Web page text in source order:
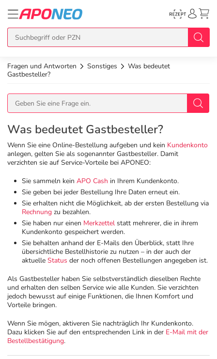
zurück
Übersicht Produkte
Topseller
Neuheiten
Arzneimittel
Bio & Genuss
Diabetes
Körperpflege & Kosmetik
Liebe & Erotik
Mutter & Kind
zurück
Übersicht Aktionen
APO Cash Deals
Gratis dazu
Im Set günstiger
Schnäppchen
Geschenkideen
Aktuelle Coupons
Summer SALE
Reiseapotheke
zurück
Übersicht Services
Dermatologische Beratung
Wechselwirkungscheck
Diabetes-Risiko-Test
BMI-Rechner
Fragen und Antworten
Kontakt
Ratgeber
Beliebte Beiträge
zurück
Übersicht Rezept einlösen
E-Rezept auf Karte
E-Rezept Ausdruck
Papier-Rezept
zurück
Übersicht APO Cash Deals
Alle APO Cash Deals
20% Extra Cash
15% Extra Cash
10% Extra Cash
5% Extra Cash
Avene & Ducray Deals
Eucerin Deals
Evolsin Deals
Fragen und Antworten Sonstiges
Was bedeutet
Gastbesteller?
Was bedeutet Gastbesteller?
Wenn Sie eine Online-Bestellung aufgeben und kein Kundenkonto
anlegen, gelten Sie als sogenannter Gastbesteller. Damit
verzichten sie auf Service-Vorteile bei APONEO:
Sie sammeln kein APO Cash in Ihrem Kundenkonto.
Sie geben bei jeder Bestellung Ihre Daten erneut ein.
Sie erhalten nicht die Möglichkeit, ab der ersten Bestellung via
Rechnung zu bezahlen.
Sie haben nur einen Merkzettel statt mehrerer, die in ihrem
Kundenkonto gespeichert werden.
Sie behalten anhand der E-Mails den Überblick, statt Ihre
übersichtliche Bestellhistorie zu nutzen – in der auch der
aktuelle Status der noch offenen Bestellungen angegeben ist.
Als Gastbesteller haben Sie selbstverständlich dieselben Rechte
und erhalten den selben Service wie alle Kunden. Sie verzichten
jedoch bewusst auf einige Funktionen, die Ihnen Komfort und
Vorteile bringen.
Wenn Sie mögen, aktiveren Sie nachträglich Ihr Kundenkonto.
Dazu klicken Sie auf den entsprechenden Link in der E-Mail mit der
Bestellbestätigung.